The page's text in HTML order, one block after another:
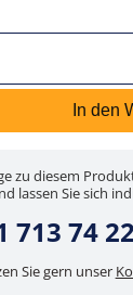
In den
zu diesem
lassen Sie sich
713 74 22
Sie gern unser